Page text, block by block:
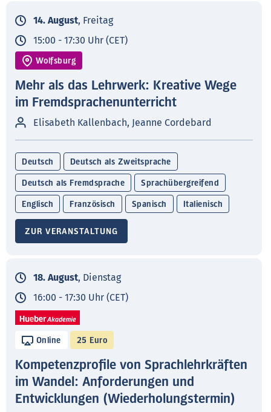
14. August, Freitag
15:00 - 17:30 Uhr (CET)
Wolfsburg
Mehr als das Lehrwerk: Kreative Wege
im Fremdsprachenunterricht
Elisabeth Kallenbach, Jeanne Cordebard
Deutsch Deutsch als Zweitsprache
Deutsch als Fremdsprache Sprachübergreifend
Englisch Französisch Spanisch Italienisch
ZUR VERANSTALTUNG
18. August, Dienstag
16:00 - 17:30 Uhr (CET)
Online 25 Euro
Kompetenzprofile von Sprachlehrkräften
im Wandel: Anforderungen und
Entwicklungen (Wiederholungstermin)